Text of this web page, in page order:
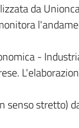
da
-
stretto)